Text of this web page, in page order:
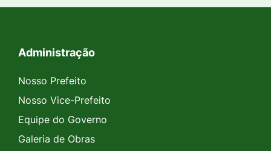
Seção do Rodapé e Contato
Administração
Nosso Prefeito
Nosso Vice-Prefeito
Equipe do Governo
Galeria de Obras